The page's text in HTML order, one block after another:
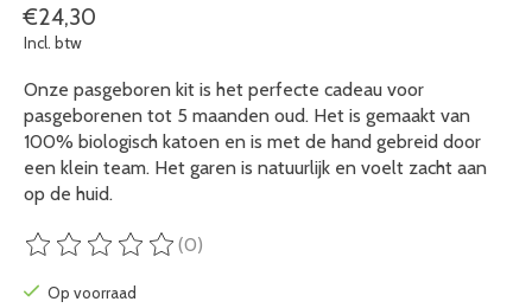
€24,30
Incl. btw
Onze pasgeboren kit is het perfecte cadeau voor
pasgeborenen tot 5 maanden oud. Het is gemaakt van
100% biologisch katoen en is met de hand gebreid door
een klein team. Het garen is natuurlijk en voelt zacht aan
op de huid.
De beoordeling van dit product is
(0)
Op voorraad